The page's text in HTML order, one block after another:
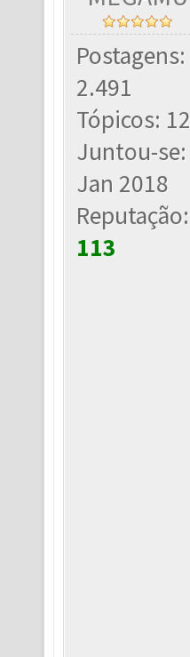
Postagens:
2.491
Tópicos: 12
Juntou-se:
Jan 2018
Reputação:
113